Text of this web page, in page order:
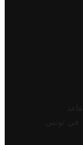
في تونس